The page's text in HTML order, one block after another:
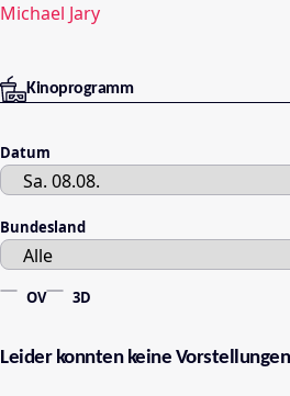
Michael Jary
Kinoprogramm
Datum
Bundesland
OV 3D
Leider konnten keine